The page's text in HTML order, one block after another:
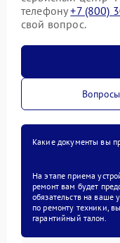
телефону+7 (800)
свой вопрос.
Какие документы вы
На этапе приема
ремонт вам будет
обязательств на ваше
по ремонту техники,
гарантийный талон.